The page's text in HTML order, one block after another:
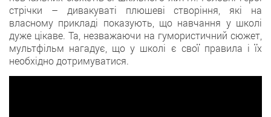
стрічки – дивакуваті плюшеві створіння, які на
власному прикладі показують, що навчання у школі
дуже цікаве. Та, незважаючи на гумористичний сюжет,
мультфільм нагадує, що у школі є свої правила і їх
необхідно дотримуватися.